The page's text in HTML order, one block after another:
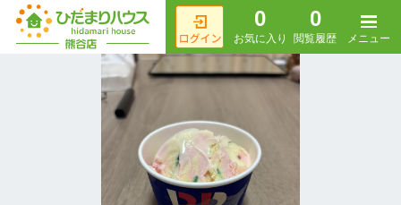
0
お気に入り
0
閲覧履歴 メニュー